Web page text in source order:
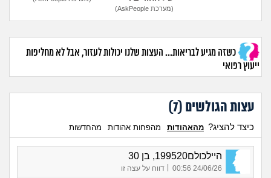
(מערכת AskPeople)
כשזה מגיע לבריאות... העצות שלנו יכולות לעזור, אבל לא מחליפות
ייעוץ רפואי
עצות הגולשים (7
)
כיצד להציג? מהאהודות מהפחות אהודות מהחדשות
היילכולם199520, בן 30
24/06/26 00:56
| דווח על עצה זו